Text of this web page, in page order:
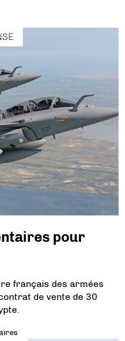
pour
français des armées
de vente de 30